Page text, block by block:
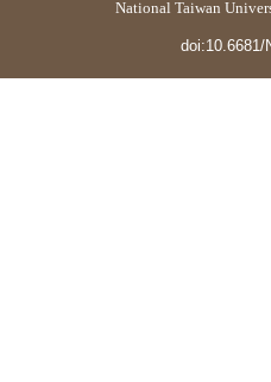
National Taiwan
doi:10.6681/